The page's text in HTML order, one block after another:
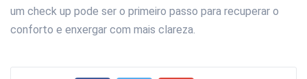
um check up pode ser o primeiro passo para recuperar o
conforto e enxergar com mais clareza.